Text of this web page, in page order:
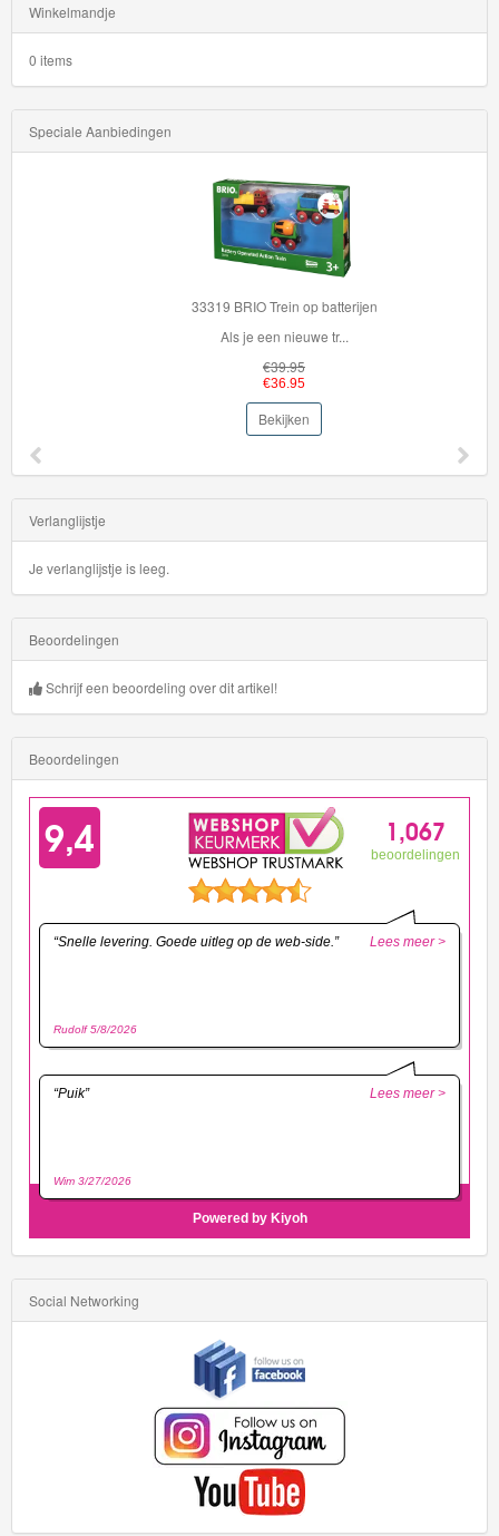
Winkelmandje
0 items
Speciale Aanbiedingen
33319 BRIO Trein op batterijen
Als je een nieuwe tr...
€39.95
€36.95
Bekijken
Verlanglijstje
Je verlanglijstje is leeg.
Beoordelingen
Schrijf een beoordeling over dit artikel!
Beoordelingen
Social Networking